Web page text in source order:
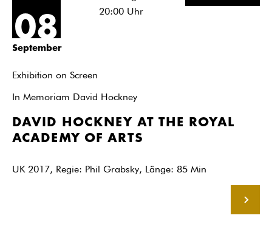
08
September
20:00Uhr
Exhibition on Screen
In Memoriam David Hockney
DAVID HOCKNEY AT THE ROYAL
ACADEMY OF ARTS
UK 2017, Regie: Phil Grabsky, Länge: 85 Min